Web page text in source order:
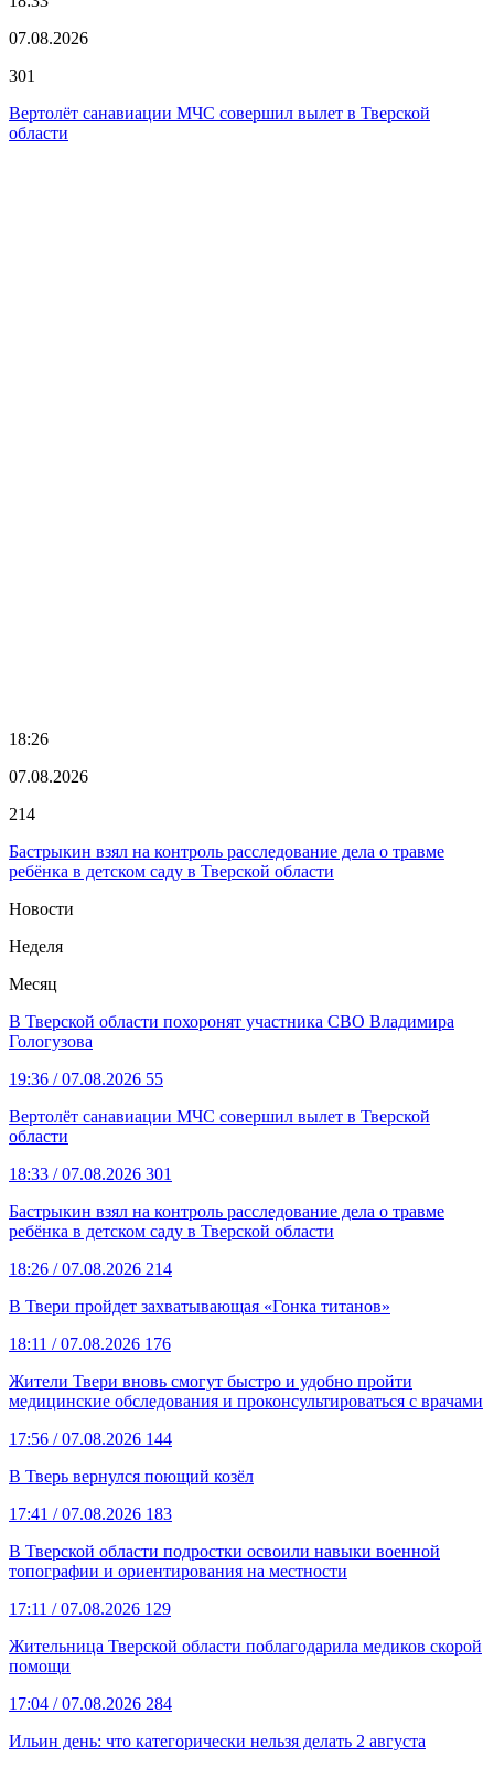
07.08.2026
301
Вертолёт санавиации МЧС совершил вылет в Тверской
области
18:26
07.08.2026
214
Бастрыкин взял на контроль расследование дела о травме
ребёнка в детском саду в Тверской области
Новости
Неделя
Месяц
В Тверской области похоронят участника СВО Владимира
Гологузова
19:36 / 07.08.2026 55
Вертолёт санавиации МЧС совершил вылет в Тверской
области
18:33 / 07.08.2026 301
Бастрыкин взял на контроль расследование дела о травме
ребёнка в детском саду в Тверской области
18:26 / 07.08.2026 214
В Твери пройдет захватывающая «Гонка титанов»
18:11 / 07.08.2026 176
Жители Твери вновь смогут быстро и удобно пройти
медицинские обследования и проконсультироваться с врачами
17:56 / 07.08.2026 144
В Тверь вернулся поющий козёл
17:41 / 07.08.2026 183
В Тверской области подростки освоили навыки военной
топографии и ориентирования на местности
17:11 / 07.08.2026 129
Жительница Тверской области поблагодарила медиков скорой
помощи
17:04 / 07.08.2026 284
Ильин день: что категорически нельзя делать 2 августа